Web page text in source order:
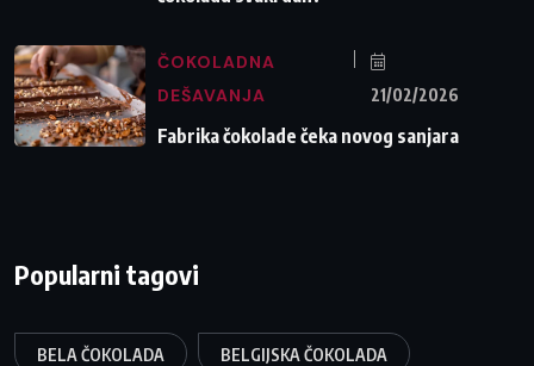
ČOKOLADNA
DEŠAVANJA
21/02/2026
Fabrika čokolade čeka novog sanjara
Popularni tagovi
BELA ČOKOLADA BELGIJSKA ČOKOLADA